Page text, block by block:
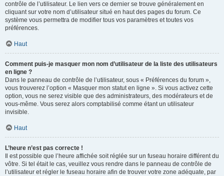
contrôle de l’utilisateur. Le lien vers ce dernier se trouve généralement en
cliquant sur votre nom d’utilisateur situé en haut des pages du forum. Ce
système vous permettra de modifier tous vos paramètres et toutes vos
préférences.
Haut
Comment puis-je masquer mon nom d’utilisateur de la liste des utilisateurs
en ligne ?
Dans le panneau de contrôle de l’utilisateur, sous « Préférences du forum »,
vous trouverez l’option « Masquer mon statut en ligne ». Si vous activez cette
option, vous ne serez visible que des administrateurs, des modérateurs et de
vous-même. Vous serez alors comptabilisé comme étant un utilisateur
invisible.
Haut
L’heure n’est pas correcte !
Il est possible que l’heure affichée soit réglée sur un fuseau horaire différent du
vôtre. Si tel était le cas, veuillez vous rendre dans le panneau de contrôle de
l’utilisateur et régler le fuseau horaire afin de trouver votre zone adéquate, par